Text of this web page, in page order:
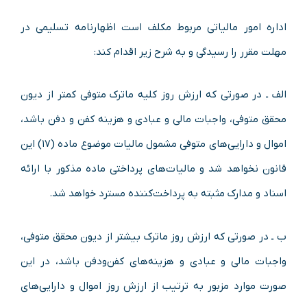
اداره امور مالیاتی مربوط مکلف است اظهارنامه تسلیمی در
مهلت مقرر را رسیدگی و به شرح زیر اقدام کند:
الف ـ در صورتی که ارزش روز کلیه ماترک متوفی کمتر از دیون
محقق متوفی، واجبات مالی و عبادی و هزینه کفن و دفن باشد،
اموال و دارایی‌های متوفی مشمول مالیات موضوع ماده (۱۷) این
قانون نخواهد شد و مالیات‌های پرداختی ماده مذکور با ارائه
اسناد و مدارک مثبته به پرداخت‌کننده مسترد خواهد شد.
ب ـ در صورتی که ارزش روز ماترک بیشتر از دیون محقق متوفی،
واجبات مالی و عبادی و هزینه‌های کفن‌ودفن باشد، در این
صورت موارد مزبور به ترتیب از ارزش روز اموال و دارایی‌های